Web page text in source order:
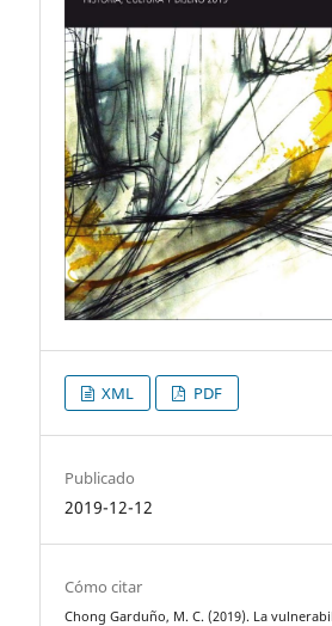
XML PDF
Publicado
2019-12-12
Cómo citar
Chong Garduño, M. C. (2019). La